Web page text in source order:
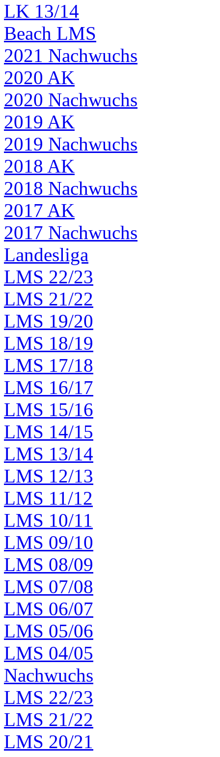
LK 13/14
Beach LMS
2021 Nachwuchs
2020 AK
2020 Nachwuchs
2019 AK
2019 Nachwuchs
2018 AK
2018 Nachwuchs
2017 AK
2017 Nachwuchs
Landesliga
LMS 22/23
LMS 21/22
LMS 19/20
LMS 18/19
LMS 17/18
LMS 16/17
LMS 15/16
LMS 14/15
LMS 13/14
LMS 12/13
LMS 11/12
LMS 10/11
LMS 09/10
LMS 08/09
LMS 07/08
LMS 06/07
LMS 05/06
LMS 04/05
Nachwuchs
LMS 22/23
LMS 21/22
LMS 20/21